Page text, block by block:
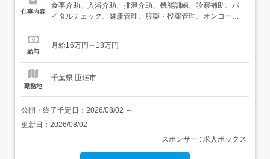
仕事内容
食事介助、入浴介助、排泄介助、機能訓練、診察補助、バ
イタルチェック、健康管理、服薬・投薬管理、オンコール
給与・手当<給与>月給160,000〜180,000円<手当>交通費
17:00(休憩60分) 勤務形態残業ほぼなし、日勤のみ可 休
給与
月給16万円～18万円
勤務地
千葉県 匝瑳市
公開・終了予定日： 2026/08/02 ～
更新日： 2026/08/02
スポンサー : 求人ボックス